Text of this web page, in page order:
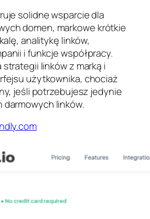
solidne wsparcie dla
domen, markowe krótkie
analitykę linków,
i funkcje współpracy.
strategii linków z marką i
użytkownika, chociaż
jeśli potrzebujesz jedynie
linków.